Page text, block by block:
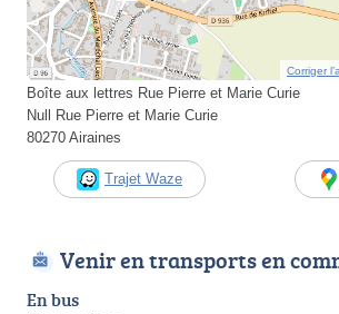
Corriger
Boîte aux lettres Rue Pierre et Marie Curie
Null Rue Pierre et Marie Curie
80270 Airaines
Trajet Waze
Venir en transports en
En bus